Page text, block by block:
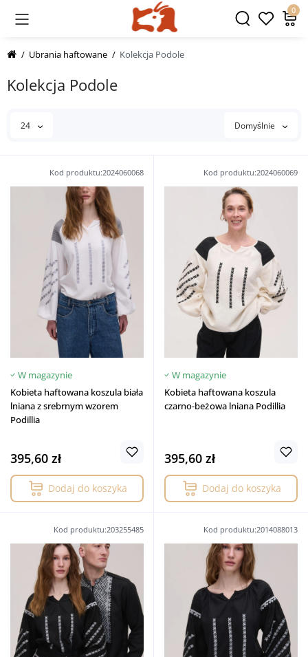
0
Ubrania haftowane Kolekcja Podole
Kolekcja Podole
24 Domyślnie
Kod produktu:2024060068
W magazynie
Kobieta haftowana koszula biała
lniana z srebrnym wzorem
Podillia
395,60 zł
Dodaj do koszyka
Kod produktu:2024060069
W magazynie
Kobieta haftowana koszula
czarno-beżowa lniana Podillia
395,60 zł
Dodaj do koszyka
Kod produktu:203255485 Kod produktu:2014088013